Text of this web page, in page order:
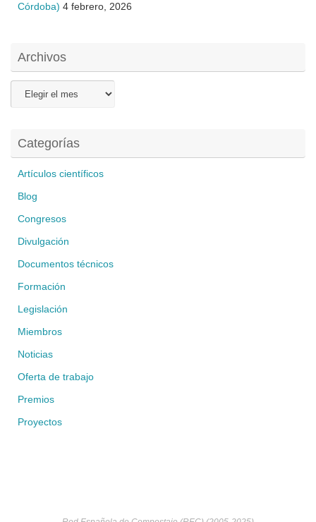
Córdoba) 4 febrero, 2026
Archivos
Categorías
Artículos científicos
Blog
Congresos
Divulgación
Documentos técnicos
Formación
Legislación
Miembros
Noticias
Oferta de trabajo
Premios
Proyectos